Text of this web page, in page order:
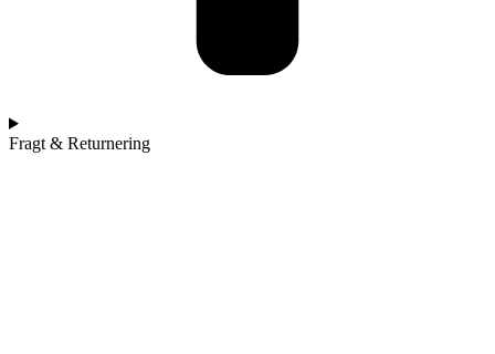
Fragt & Returnering